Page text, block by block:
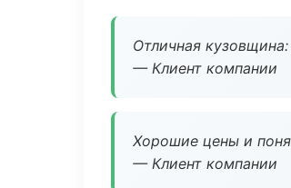
Отличная
— Клиент компании
Хорошие цены и
— Клиент компании